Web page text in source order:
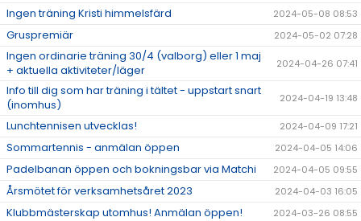
Ingen träning Kristi himmelsfärd 2024-05-08 08:53
Gruspremiär 2024-05-02 07:28
Ingen ordinarie träning 30/4 (valborg) eller 1 maj
+ aktuella aktiviteter/läger
2024-04-26 07:41
Info till dig som har träning i tältet - uppstart snart
(inomhus)
2024-04-19 13:48
Lunchtennisen utvecklas! 2024-04-09 17:21
Sommartennis - anmälan öppen 2024-04-05 14:06
Padelbanan öppen och bokningsbar via Matchi 2024-04-05 09:55
Årsmötet för verksamhetsåret 2023 2024-04-03 16:05
Klubbmästerskap utomhus! Anmälan öppen! 2024-03-26 08:55